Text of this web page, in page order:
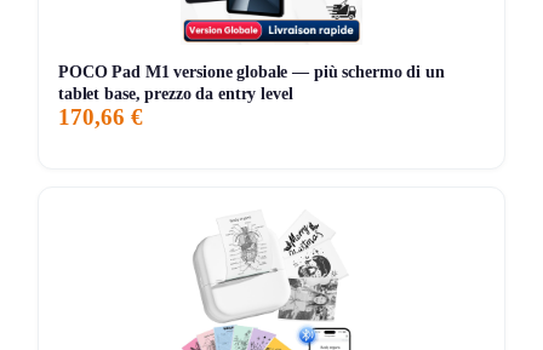
POCO Pad M1 versione globale — più schermo di un
tablet base, prezzo da entry level
170,66 €